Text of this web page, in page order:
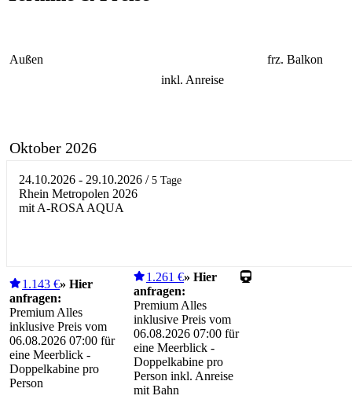
Außen
frz. Balkon
inkl. Anreise
Oktober 2026
24.10.2026 - 29.10.2026 /5 Tage
Rhein Metropolen 2026
mit A-ROSA AQUA
1.143 €» Hier
anfragen:
Premium Alles
inklusive Preis vom
06.08.2026 07:00 für
eine Meerblick -
Doppelkabine pro
Person
1.261 €» Hier
anfragen:
Premium Alles
inklusive Preis vom
06.08.2026 07:00 für
eine Meerblick -
Doppelkabine pro
Person inkl. Anreise
mit Bahn